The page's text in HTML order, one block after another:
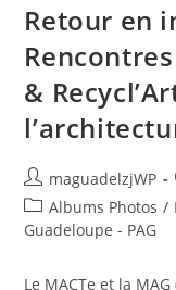
Retour en
&
Auteur/autrice
de
la
publication :
maguadelzjWP
Post
category:
Albums Photos /
Guadeloupe - PAG
Le MACTe et la